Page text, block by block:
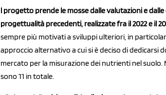
l progetto prende le mosse dalle valutazioni e
progettualità precedenti, realizzate fra il 2022 e il
sempre più motivati a sviluppi ulteriori, in
approccio alternativo a cui si è deciso di dedicarsi
mercato per la misurazione dei nutrienti nel
sono 11 in totale.